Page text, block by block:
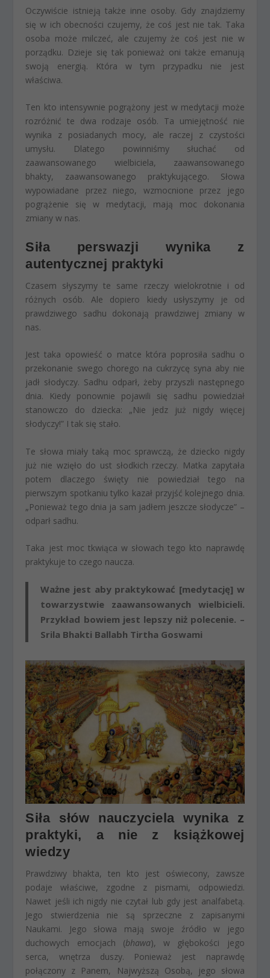
Oczywiście istnieją także inne osoby. Gdy znajdziemy
się w ich obecności czujemy, że coś jest nie tak. Taka
osoba może milczeć, ale czujemy że coś jest nie w
porządku. Dzieje się tak ponieważ oni także emanują
swoją energią. Która w tym przypadku nie jest
właściwa.
Ten kto intensywnie pogrążony jest w medytacji może
rozróżnić te dwa rodzaje osób. Ta umiejętność nie
wynika z posiadanych mocy, ale raczej z czystości
umysłu. Dlatego powinniśmy słuchać od
zaawansowanego wielbiciela, zaawansowanego
bhakty, zaawansowanego praktykującego. Słowa
wypowiadane przez niego, wzmocnione przez jego
pogrążenie się w medytacji, mają moc dokonania
zmiany w nas.
Siła perswazji wynika z
autentycznej praktyki
Czasem słyszymy te same rzeczy wielokrotnie i od
różnych osób. Ale dopiero kiedy usłyszymy je od
prawdziwego sadhu dokonają prawdziwej zmiany w
nas.
Jest taka opowieść o matce która poprosiła sadhu o
przekonanie swego chorego na cukrzycę syna aby nie
jadł słodyczy. Sadhu odparł, żeby przyszli następnego
dnia. Kiedy ponownie pojawili się sadhu powiedział
stanowczo do dziecka: „Nie jedz już nigdy więcej
słodyczy!” I tak się stało.
Te słowa miały taką moc sprawczą, że dziecko nigdy
już nie wzięło do ust słodkich rzeczy. Matka zapytała
potem dlaczego święty nie powiedział tego na
pierwszym spotkaniu tylko kazał przyjść kolejnego dnia.
„Ponieważ tego dnia ja sam jadłem jeszcze słodycze” –
odparł sadhu.
Taka jest moc tkwiąca w słowach tego kto naprawdę
praktykuje to czego naucza.
Ważne jest aby praktykować [medytację] w
towarzystwie zaawansowanych wielbicieli.
Przykład bowiem jest lepszy niż polecenie. –
Srila Bhakti Ballabh Tirtha Goswami
Siła słów nauczyciela wynika z
praktyki, a nie z książkowej
wiedzy
Prawdziwy bhakta, ten kto jest oświecony, zawsze
podaje właściwe, zgodne z pismami, odpowiedzi.
Nawet jeśli ich nigdy nie czytał lub gdy jest analfabetą.
Jego stwierdzenia nie są sprzeczne z zapisanymi
Naukami. Jego słowa mają swoje źródło w jego
duchowych emocjach (bhawa), w głębokości jego
serca, wnętrza duszy. Ponieważ jest naprawdę
połączony z Panem, Najwyższą Osobą, jego słowa